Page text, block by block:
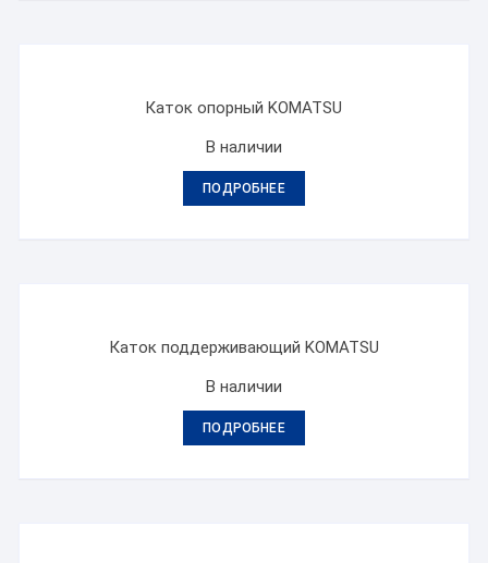
Каток опорный KOMATSU
В наличии
ПОДРОБНЕЕ
Каток поддерживающий KOMATSU
В наличии
ПОДРОБНЕЕ